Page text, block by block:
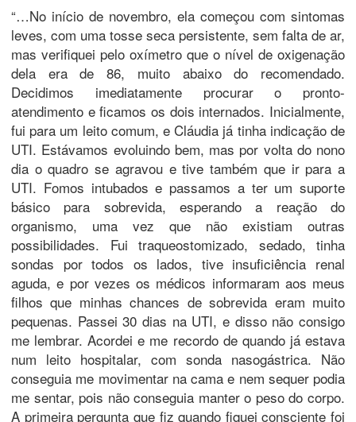
“…No início de novembro, ela começou com sintomas
leves, com uma tosse seca persistente, sem falta de ar,
mas verifiquei pelo oxímetro que o nível de oxigenação
dela era de 86, muito abaixo do recomendado.
Decidimos imediatamente procurar o pronto-
atendimento e ficamos os dois internados. Inicialmente,
fui para um leito comum, e Cláudia já tinha indicação de
UTI. Estávamos evoluindo bem, mas por volta do nono
dia o quadro se agravou e tive também que ir para a
UTI. Fomos intubados e passamos a ter um suporte
básico para sobrevida, esperando a reação do
organismo, uma vez que não existiam outras
possibilidades. Fui traqueostomizado, sedado, tinha
sondas por todos os lados, tive insuficiência renal
aguda, e por vezes os médicos informaram aos meus
filhos que minhas chances de sobrevida eram muito
pequenas. Passei 30 dias na UTI, e disso não consigo
me lembrar. Acordei e me recordo de quando já estava
num leito hospitalar, com sonda nasogástrica. Não
conseguia me movimentar na cama e nem sequer podia
me sentar, pois não conseguia manter o peso do corpo.
A primeira pergunta que fiz quando fiquei consciente foi